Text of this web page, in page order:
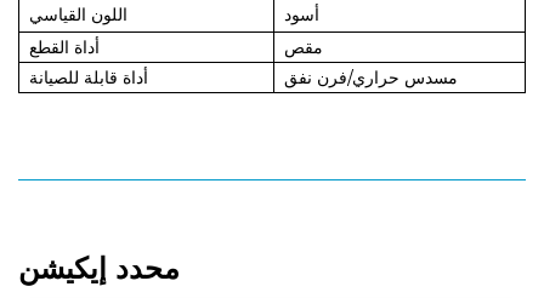
اللون القياسي
أسود
أداة القطع
مقص
أداة قابلة للصيانة
مسدس حراري/فرن نفق
محدد إيكيشن